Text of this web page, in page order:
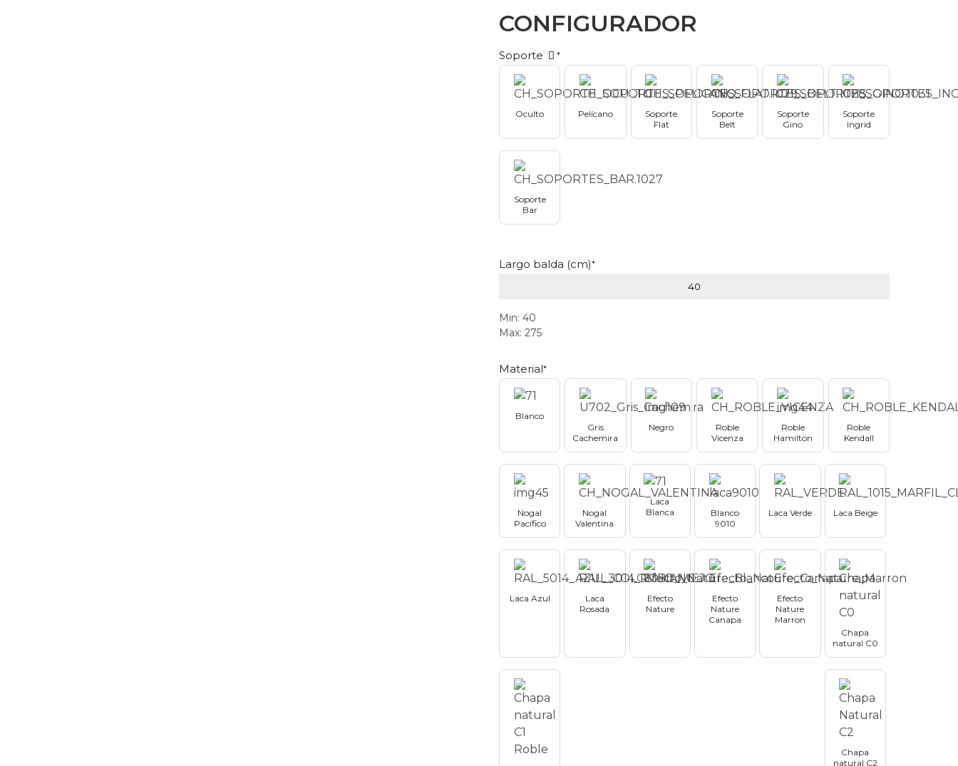
CONFIGURADOR
Soporte *
Oculto Pelícano
Soporte
Flat
Soporte
Belt
Soporte
Gino
Soporte
Ingrid
Soporte
Bar
Largo balda (cm)*
Min: 40
Max: 275
Material*
Blanco
Gris
Cachemira
Negro
Roble
Vicenza
Roble
Hamilton
Roble
Kendall
Nogal
Pacífico
Nogal
Valentina
Laca
Blanca
Blanco
9010
Laca Verde Laca Beige
Laca Azul
Laca
Rosada
Efecto
Nature
Efecto
Nature
Canapa
Efecto
Nature
Marron
Chapa
natural C0
Chapa
natural C2